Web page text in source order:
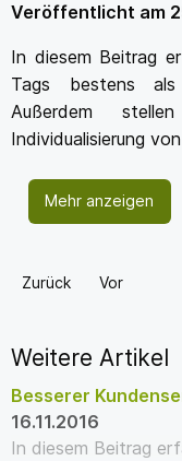
Veröffentlicht am
In diesem Beitrag
Tags bestens als
Außerdem
Individualisierung
Mehr anzeigen
Zurück Vor
Weitere Artikel
Besserer
16.11.2016
In diesem Beitrag